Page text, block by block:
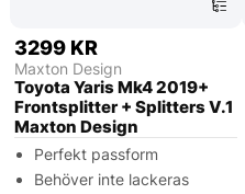
3299 KR
Maxton Design
Toyota Yaris Mk4 2019+
Frontsplitter + Splitters V.1
Maxton Design
Perfekt passform
Behöver inte lackeras